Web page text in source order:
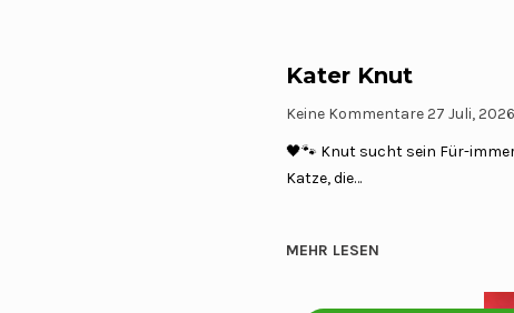
Kater Knut
Keine Kommentare27 Juli, 2026
🖤🐾 Knut sucht sein Für-
Katze, die…
MEHR LESEN